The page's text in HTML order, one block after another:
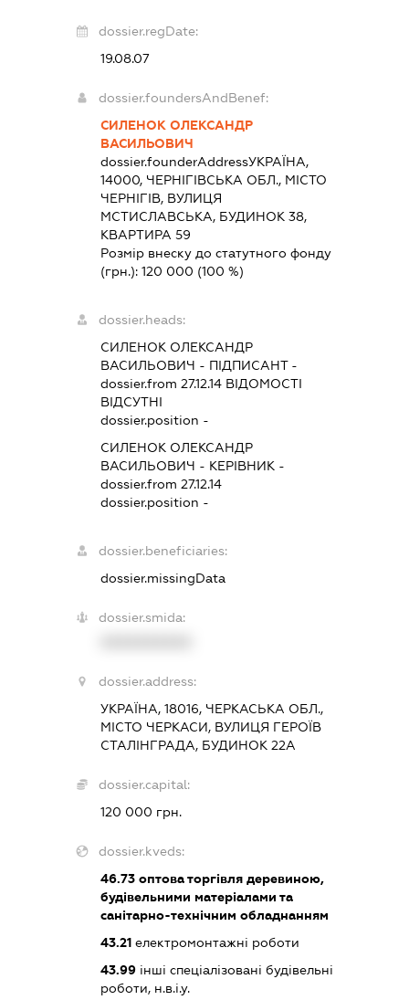
dossier.regDate:
19.08.07
dossier.foundersAndBenef:
СИЛЕНОК ОЛЕКСАНДР
ВАСИЛЬОВИЧ
dossier.founderAddressУКРАЇНА,
14000, ЧЕРНІГІВСЬКА ОБЛ., МІСТО
ЧЕРНІГІВ, ВУЛИЦЯ
МСТИСЛАВСЬКА, БУДИНОК 38,
КВАРТИРА 59
Розмір внеску до статутного фонду
(грн.): 120 000 (100 %)
dossier.heads:
СИЛЕНОК ОЛЕКСАНДР
ВАСИЛЬОВИЧ - ПІДПИСАНТ-
dossier.from 27.12.14ВІДОМОСТІ
ВІДСУТНІ
dossier.position -
СИЛЕНОК ОЛЕКСАНДР
ВАСИЛЬОВИЧ - КЕРІВНИК -
dossier.from 27.12.14
dossier.position -
dossier.beneficiaries:
dossier.missingData
dossier.smida:
dossier.address:
УКРАЇНА, 18016, ЧЕРКАСЬКА ОБЛ.,
МІСТО ЧЕРКАСИ, ВУЛИЦЯ ГЕРОЇВ
СТАЛІНГРАДА, БУДИНОК 22А
dossier.capital:
120 000 грн.
dossier.kveds:
46.73оптова торгівля деревиною,
будівельними матеріалами та
санітарно-технічним обладнанням
43.21електромонтажні роботи
43.99інші спеціалізовані будівельні
роботи, н.в.і.у.